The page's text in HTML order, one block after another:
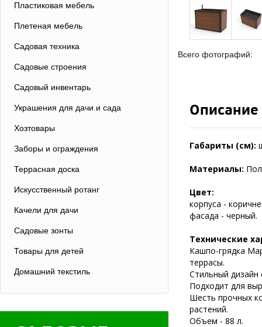
Пластиковая мебель
Плетеная мебель
Садовая техника
Садовые строения
Садовый инвентарь
Украшения для дачи и сада
Хозтовары
Заборы и ограждения
Террасная доска
Искусственный ротанг
Качели для дачи
Садовые зонты
Товары для детей
Домашний текстиль
Всего фотографий:
Описание
Габариты (см):
Материалы:
Цвет:
корпуса -
фасада - черный.
Технические
Кашпо-грядка
террасы.
Стильный дизайн
Подходит для
Шесть прочных
растений.
Объем - 88 л.